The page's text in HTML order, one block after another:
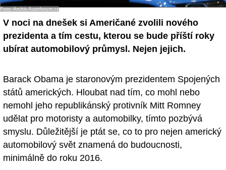
Foto: Archiv Autoforum.cz
V noci na dnešek si Američané zvolili nového
prezidenta a tím cestu, kterou se bude příští roky
ubírat automobilový průmysl. Nejen jejich.
Barack Obama je staronovým prezidentem Spojených
států amerických. Hloubat nad tím, co mohl nebo
nemohl jeho republikánský protivník Mitt Romney
udělat pro motoristy a automobilky, tímto pozbývá
smyslu. Důležitější je ptát se, co to pro nejen americký
automobilový svět znamená do budoucnosti,
minimálně do roku 2016.